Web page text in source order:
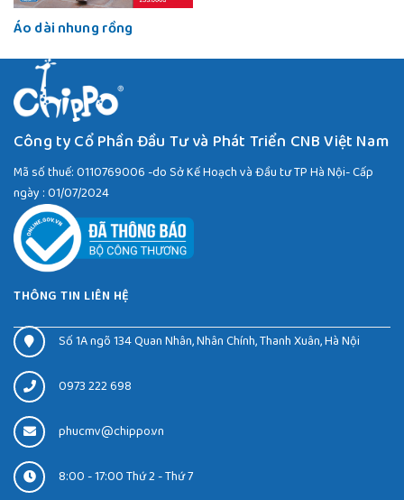
Áo dài nhung rồng
Công ty Cổ Phần Đầu Tư và Phát Triển CNB Việt Nam
Mã số thuế: 0110769006 -do Sở Kế Hoạch và Đầu tư TP Hà Nội- Cấp
ngày : 01/07/2024
THÔNG TIN LIÊN HỆ
Số 1A ngõ 134 Quan Nhân, Nhân Chính, Thanh Xuân, Hà Nội
0973 222 698
phucmv@chippo.vn
8:00 - 17:00 Thứ 2 - Thứ 7